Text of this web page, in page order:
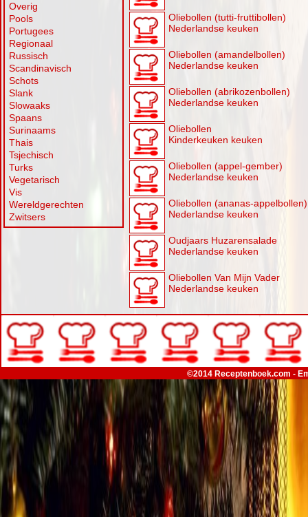
Overig
Pools
Portugees
Regionaal
Russisch
Scandinavisch
Schots
Slank
Slowaaks
Spaans
Surinaams
Thais
Tsjechisch
Turks
Vegetarisch
Vis
Wereldgerechten
Zwitsers
Oliebollen (tutti-fruttibollen)
Nederlandse keuken
Oliebollen (amandelbollen)
Nederlandse keuken
Oliebollen (abrikozenbollen)
Nederlandse keuken
Oliebollen
Kinderkeuken keuken
Oliebollen (appel-gember)
Nederlandse keuken
Oliebollen (ananas-appelbollen)
Nederlandse keuken
Oudjaars Huzarensalade
Nederlandse keuken
Oliebollen Van Mijn Vader
Nederlandse keuken
©2014 Receptenboek.com -